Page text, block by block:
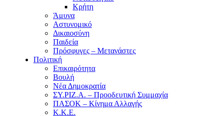
Κρήτη
Άμυνα
Αστυνομικό
Δικαιοσύνη
Παιδεία
Πρόσφυγες – Μετανάστες
Πολιτική
Επικαιρότητα
Βουλή
Νέα Δημοκρατία
ΣΥ.ΡΙΖ.Α. – Προοδευτική Συμμαχία
ΠΑΣΟΚ – Κίνημα Αλλαγής
Κ.Κ.Ε.